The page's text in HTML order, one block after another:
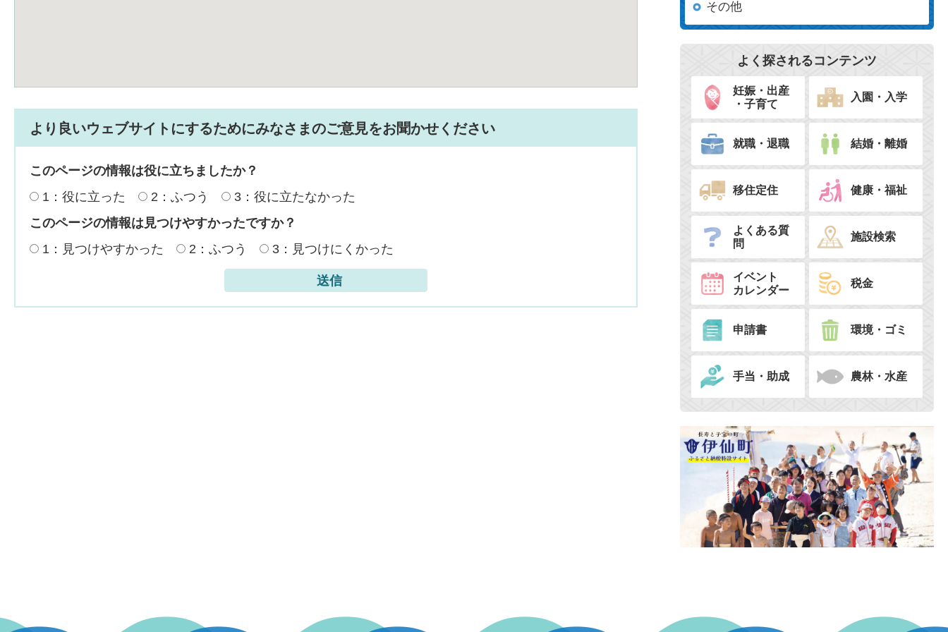
より良いウェブサイトにするためにみなさまのご意見をお聞かせください
このページの情報は役に立ちましたか？
1：役に立った
2：ふつう
3：役に立たなかった
このページの情報は見つけやすかったですか？
1：見つけやすかった
2：ふつう 3：見つけにくかった
その他
よく探されるコンテンツ
妊娠・出産
・子育て
入園・入学
就職・退職 結婚・離婚
移住定住 健康・福祉
よくある質
問
施設検索
イベント
カレンダー
税金
申請書 環境・ゴミ
手当・助成 農林・水産